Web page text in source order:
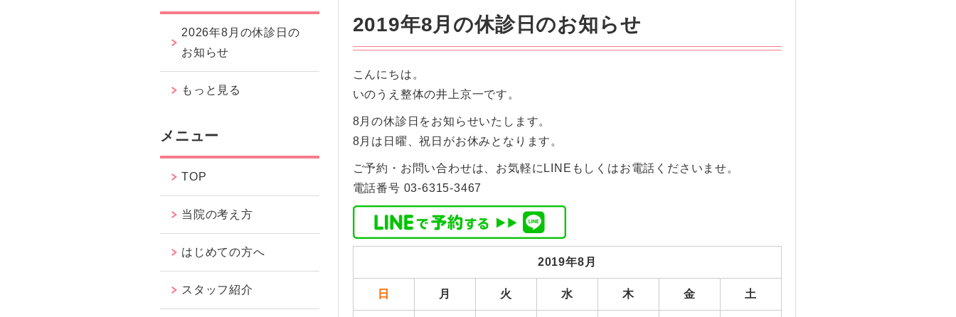
2019年8月の休診日のお知らせ
こんにちは。
いのうえ整体の井上京一です。
8月の休診日をお知らせいたします。
8月は日曜、祝日がお休みとなります。
ご予約・お問い合わせは、お気軽にLINEもしくはお電話くださいませ。
電話番号 03-6315-3467
2019年8月
日 月 火 水 木 金 土
2026年8月の休診日の
お知らせ
もっと見る
メニュー
TOP
当院の考え方
はじめての方へ
スタッフ紹介